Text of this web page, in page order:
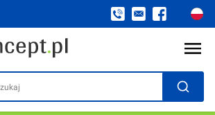
w koszyku: 0. Zobacz szczegóły
Szukaj